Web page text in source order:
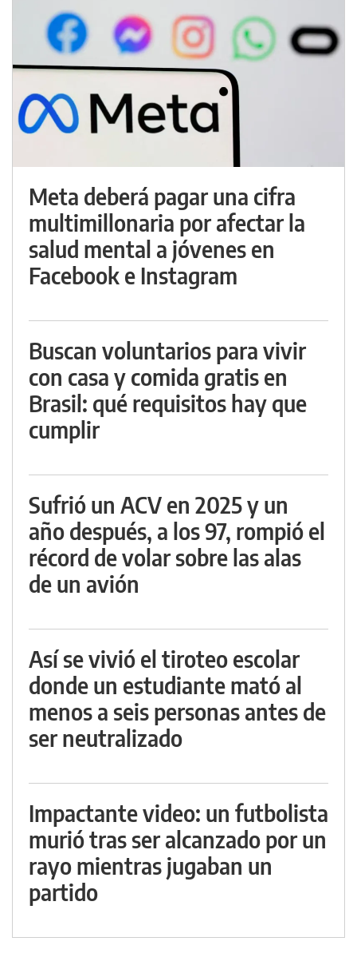
Meta deberá pagar una cifra
multimillonaria por afectar la
salud mental a jóvenes en
Facebook e Instagram
Buscan voluntarios para vivir
con casa y comida gratis en
Brasil: qué requisitos hay que
cumplir
Sufrió un ACV en 2025 y un
año después, a los 97, rompió el
récord de volar sobre las alas
de un avión
Así se vivió el tiroteo escolar
donde un estudiante mató al
menos a seis personas antes de
ser neutralizado
Impactante video: un futbolista
murió tras ser alcanzado por un
rayo mientras jugaban un
partido